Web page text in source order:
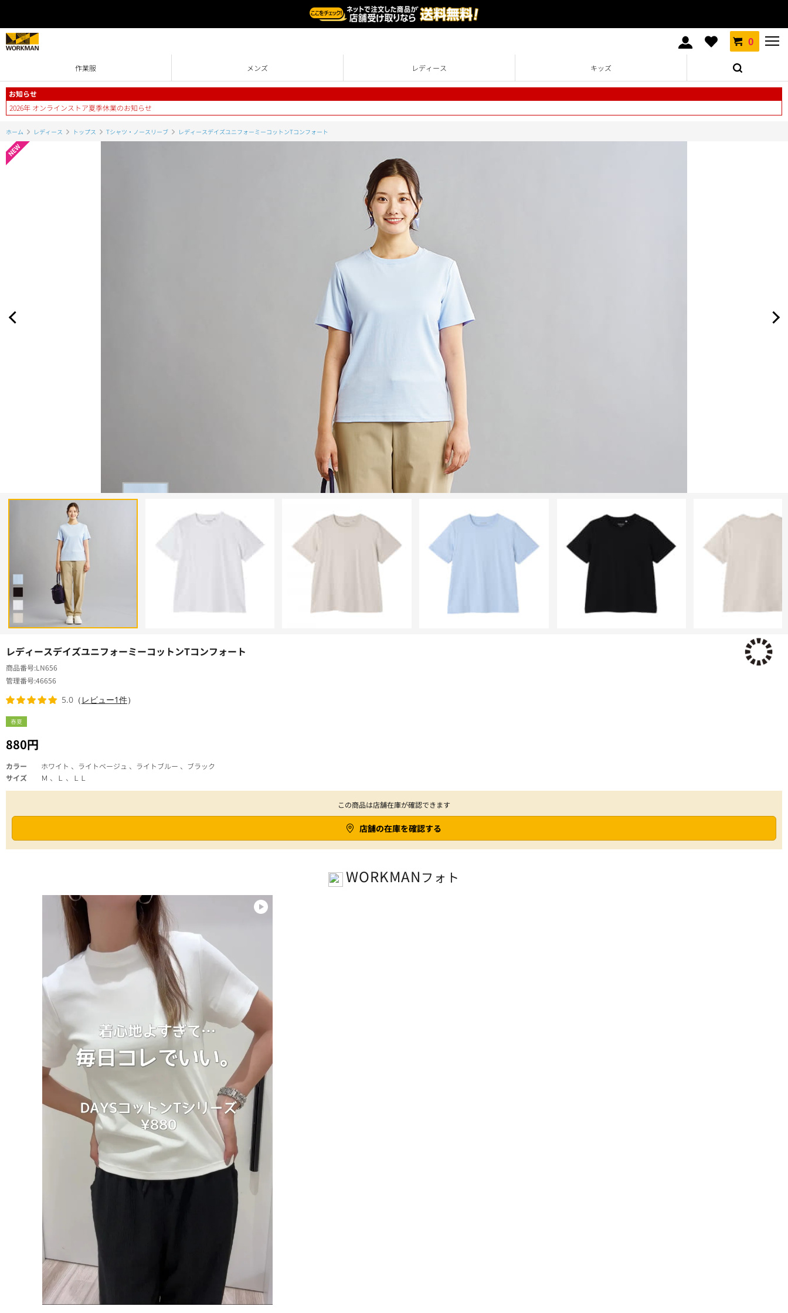
0
作業服 メンズ レディース キッズ
お知らせ
2026年 オンラインストア夏季休業のお知らせ
ホーム レディース トップス Tシャツ・ノースリーブ レディースデイズユニフォーミーコットンTコンフォート
レディースデイズユニフォーミーコットンTコンフォート
春夏
880円
商品番号 LN656
管理番号46656
5.0 （ レビュー1件）
カラー
ホワイト 、ライトベージュ 、ライトブルー 、ブラック
サイズ
Ｍ 、Ｌ 、ＬＬ
この商品は店舗在庫が確認できます
店舗の在庫を確認する
WORKMAN フォト